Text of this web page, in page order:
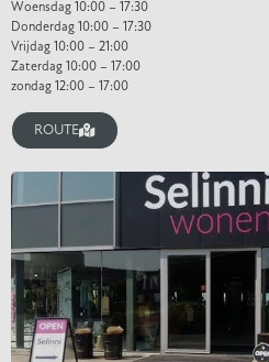
Woensdag 10:00 – 17:30
Donderdag 10:00 – 17:30
Vrijdag 10:00 – 21:00
Zaterdag 10:00 – 17:00
zondag 12:00 – 17:00
ROUTE